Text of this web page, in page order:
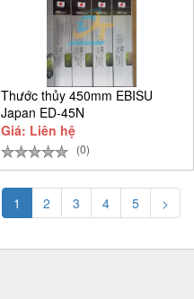
Thước thủy 450mm EBISU
Japan ED-45N
Giá: Liên hệ
(0)
1 2 3 4 5 >